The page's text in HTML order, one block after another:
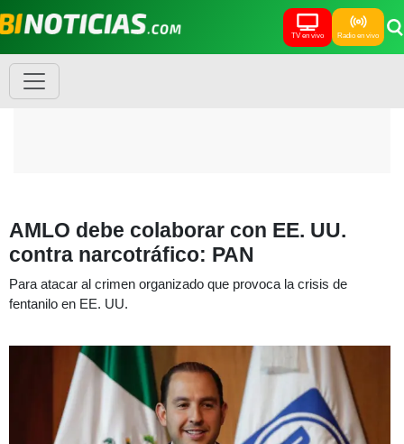
TV en vivo Radio en vivo
AMLO debe colaborar con EE. UU.
contra narcotráfico: PAN
Para atacar al crimen organizado que provoca la crisis de
fentanilo en EE. UU.